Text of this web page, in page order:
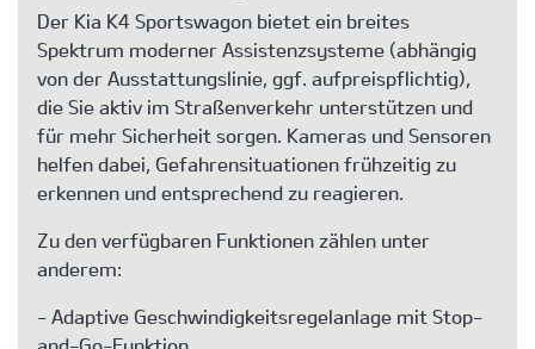
Der Kia K4 Sportswagon bietet ein breites
Spektrum moderner Assistenzsysteme (abhängig
von der Ausstattungslinie, ggf. aufpreispflichtig),
die Sie aktiv im Straßenverkehr unterstützen und
für mehr Sicherheit sorgen. Kameras und Sensoren
helfen dabei, Gefahrensituationen frühzeitig zu
erkennen und entsprechend zu reagieren.
Zu den verfügbaren Funktionen zählen unter
anderem:
- Adaptive Geschwindigkeitsregelanlage mit Stop-